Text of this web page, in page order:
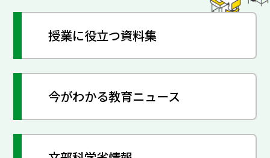
授業に役立つ資料集
今がわかる教育ニュース